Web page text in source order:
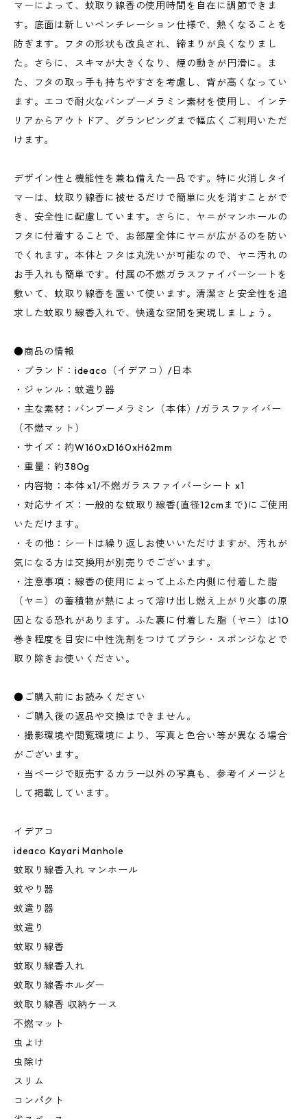
マーによって、蚊取り線香の使用時間を自在に調節できま
す。底面は新しいベンチレーション仕様で、熱くなることを
防ぎます。フタの形状も改良され、締まりが良くなりまし
た。さらに、スキマが大きくなり、煙の動きが円滑に。ま
た、フタの取っ手も持ちやすさを考慮し、背が高くなってい
ます。エコで耐火なバンブーメラミン素材を使用し、インテ
リアからアウトドア、グランピングまで幅広くご利用いただ
けます。
デザイン性と機能性を兼ね備えた一品です。特に火消しタイ
マーは、蚊取り線香に被せるだけで簡単に火を消すことがで
き、安全性に配慮しています。さらに、ヤニがマンホールの
フタに付着することで、お部屋全体にヤニが広がるのを防い
でくれます。本体とフタは丸洗いが可能なので、ヤニ汚れの
お手入れも簡単です。付属の不燃ガラスファイバーシートを
敷いて、蚊取り線香を置いて使います。清潔さと安全性を追
求した蚊取り線香入れで、快適な空間を実現しましょう。
●商品の情報
・ブランド：ideaco（イデアコ）/日本
・ジャンル：蚊遣り器
・主な素材：バンブーメラミン（本体）/ガラスファイバー
（不燃マット）
・サイズ：約W160xD160xH62mm
・重量：約380g
・内容物：本体 x1/不燃ガラスファイバーシート x1
・対応サイズ：一般的な蚊取り線香(直径12cmまで)にご使用
いただけます。
・その他：シートは繰り返しお使いいただけますが、汚れが
気になる方は交換用が別売りでございます。
・注意事項：線香の使用によって上ふた内側に付着した脂
（ヤニ）の蓄積物が熱によって溶け出し燃え上がり火事の原
因となる恐れがあります。ふた裏に付着した脂（ヤニ）は10
巻き程度を目安に中性洗剤をつけてブラシ・スポンジなどで
取り除きお使いください。
●ご購入前にお読みください
・ご購入後の返品や交換はできません。
・撮影環境や閲覧環境により、写真と色合い等が異なる場合
がございます。
・当ページで販売するカラー以外の写真も、参考イメージと
して掲載しています。
イデアコ
ideaco Kayari Manhole
蚊取り線香入れ マンホール
蚊やり器
蚊遣り器
蚊遣り
蚊取り線香
蚊取り線香入れ
蚊取り線香ホルダー
蚊取り線香 収納ケース
不燃マット
虫よけ
虫除け
スリム
コンパクト